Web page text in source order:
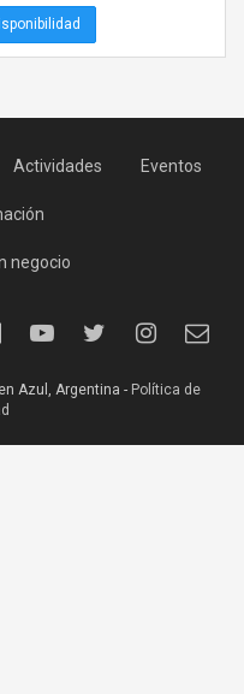
Actividades Eventos
negocio
Azul, Argentina - Política de